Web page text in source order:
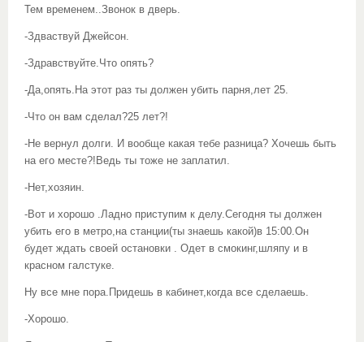
Тем временем..Звонок в дверь.
-Здваствуй Джейсон.
-Здравствуйте.Что опять?
-Да,опять.На этот раз ты должен убить парня,лет 25.
-Что он вам сделал?25 лет?!
-Не вернул долги. И вообще какая тебе разница? Хочешь быть
на его месте?!Ведь ты тоже не заплатил.
-Нет,хозяин.
-Вот и хорошо .Ладно приступим к делу.Сегодня ты должен
убить его в метро,на станции(ты знаешь какой)в 15:00.Он
будет ждать своей остановки . Одет в смокинг,шляпу и в
красном галстуке.
Ну все мне пора.Придешь в кабинет,когда все сделаешь.
-Хорошо.